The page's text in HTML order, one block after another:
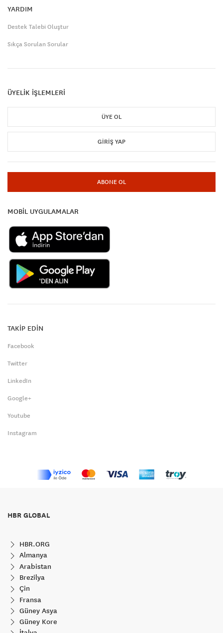
YARDIM
Destek Talebi Oluştur
Sıkça Sorulan Sorular
ÜYELİK İŞLEMLERİ
ÜYE OL
GIRIŞ YAP
ABONE OL
MOBİL UYGULAMALAR
TAKİP EDİN
Facebook
Twitter
LinkedIn
Google+
Youtube
Instagram
HBR GLOBAL
HBR.ORG
Almanya
Arabistan
Brezilya
Çin
Fransa
Güney Asya
Güney Kore